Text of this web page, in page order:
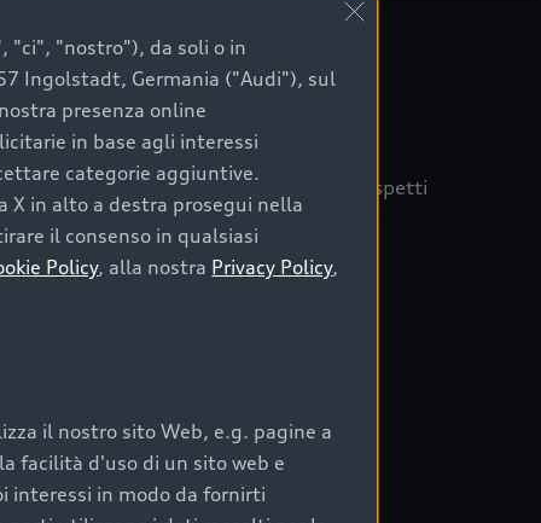
sicuro, è essenziale considerare aspetti
Prima Scelta :plus
nel tempo;
"ci", "nostro"), da soli o in
Ingolstadt, Germania ("Audi"), sul
presenza online
in base agli interessi
categorie aggiuntive.
in alto a destra prosegui nella
il consenso in qualsiasi
Policy, alla nostra Privacy Policy,
il nostro sito Web, e.g. pagine a
facilità d'uso di un sito web e
interessi in modo da fornirti